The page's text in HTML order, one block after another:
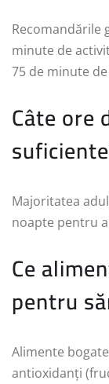
Recomandările
minute de
75 de minute
Câte ore
Majoritatea
noapte pentru
Ce
pentru
Alimente
antioxidanți